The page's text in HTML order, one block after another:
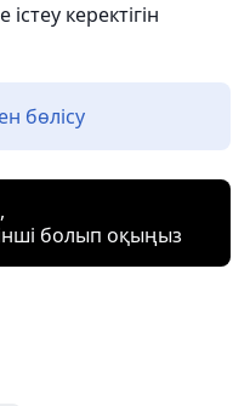
керектігін
бөлісу
болып оқыңыз